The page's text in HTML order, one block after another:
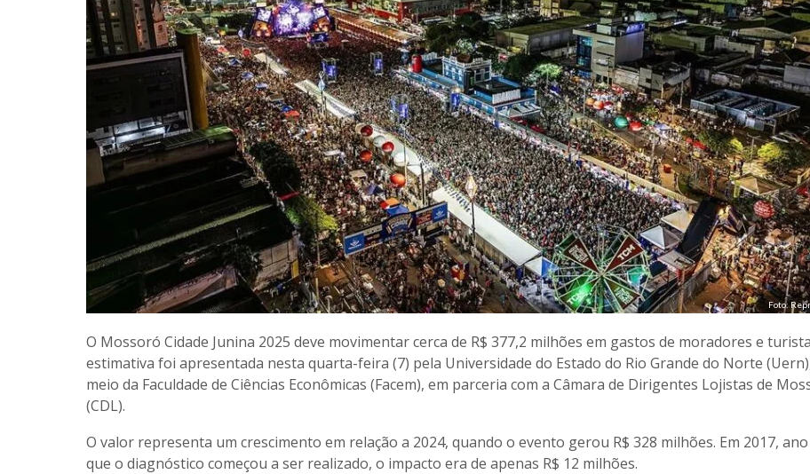
Foto:
O Mossoró Cidade Junina 2025 deve movimentar cerca de R$ 377,2 milhões em gastos de moradores e
estimativa foi apresentada nesta quarta-feira (7) pela Universidade do Estado do Rio Grande do Norte
meio da Faculdade de Ciências Econômicas (Facem), em parceria com a Câmara de Dirigentes Lojistas de
(CDL).
O valor representa um crescimento em relação a 2024, quando o evento gerou R$ 328 milhões. Em 2017,
que o diagnóstico começou a ser realizado, o impacto era de apenas R$ 12 milhões.